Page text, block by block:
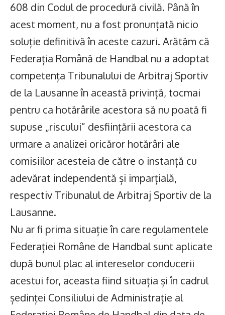
608 din Codul de procedură civilă. Până în
acest moment, nu a fost pronunțată nicio
soluție definitivă în aceste cazuri. Arătăm că
Federația Română de Handbal nu a adoptat
competența Tribunalului de Arbitraj Sportiv
de la Lausanne în această privință, tocmai
pentru ca hotărârile acestora să nu poată fi
supuse „riscului” desființării acestora ca
urmare a analizei oricăror hotărâri ale
comisiilor acesteia de către o instanță cu
adevărat independentă și imparțială,
respectiv Tribunalul de Arbitraj Sportiv de la
Lausanne.
Nu ar fi prima situație în care regulamentele
Federației Române de Handbal sunt aplicate
după bunul plac al intereselor conducerii
acestui for, aceasta fiind situația și în cadrul
ședinței Consiliului de Administrație al